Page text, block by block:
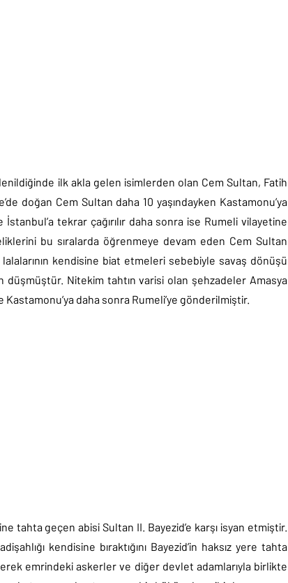
ilk akla gelen isimlerden olan Cem Sultan, Fatih
doğan Cem Sultan daha 10 yaşındayken Kastamonu’ya
tekrar çağırılır daha sonra ise Rumeli vilayetine
bu sıralarda öğrenmeye devam eden Cem Sultan
kendisine biat etmeleri sebebiyle savaş dönüşü
düşmüştür. Nitekim tahtın varisi olan şehzadeler Amasya
daha sonra Rumeli’ye gönderilmiştir.
tahta geçen abisi Sultan II. Bayezid’e karşı isyan etmiştir.
kendisine bıraktığını Bayezid’in haksız yere tahta
emrindeki askerler ve diğer devlet adamlarıyla birlikte